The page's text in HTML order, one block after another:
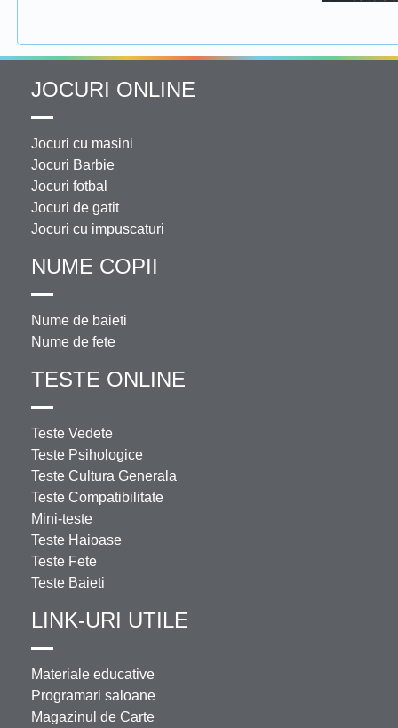
JOCURI ONLINE
Jocuri cu masini
Jocuri Barbie
Jocuri fotbal
Jocuri de gatit
Jocuri cu impuscaturi
NUME COPII
Nume de baieti
Nume de fete
TESTE ONLINE
Teste Vedete
Teste Psihologice
Teste Cultura Generala
Teste Compatibilitate
Mini-teste
Teste Haioase
Teste Fete
Teste Baieti
LINK-URI UTILE
Materiale educative
Programari saloane
Magazinul de Carte